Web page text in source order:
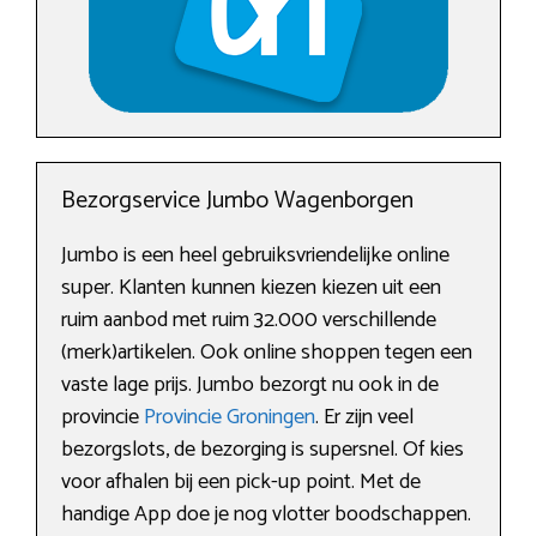
Bezorgservice Jumbo Wagenborgen
Jumbo is een heel gebruiksvriendelijke online
super. Klanten kunnen kiezen kiezen uit een
ruim aanbod met ruim 32.000 verschillende
(merk)artikelen. Ook online shoppen tegen een
vaste lage prijs. Jumbo bezorgt nu ook in de
provincieProvincie Groningen. Er zijn veel
bezorgslots, de bezorging is supersnel. Of kies
voor afhalen bij een pick-up point. Met de
handige App doe je nog vlotter boodschappen.